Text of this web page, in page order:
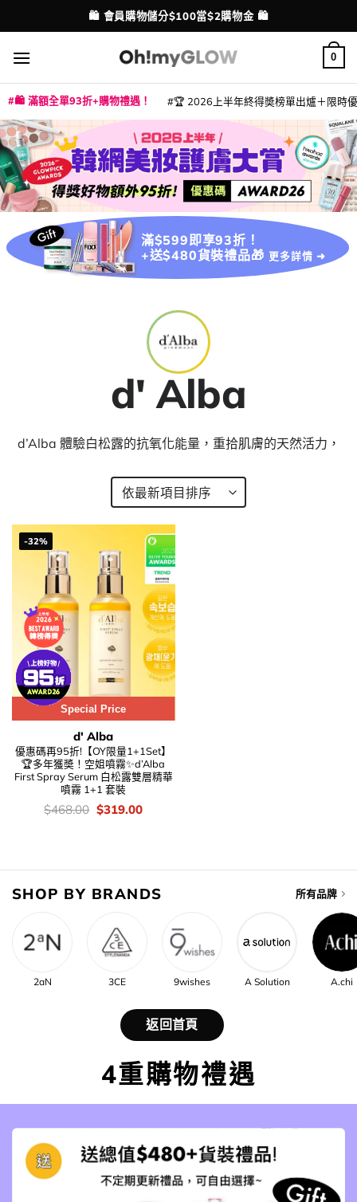
to
content
配送港澳
🛍️ 會員購物儲分$100當$2購物金 🛍️
0
🛍️ 滿額全單93折+購物禮遇！ 🏆 2026上半年終得奬榜單出爐＋限時
滿$599即享93折！
+送$480貨裝禮品🎁 更多詳情 ➜
d' Alba
d’Alba 體驗白松露的抗氧化能量，重拾肌膚的天然活力，
-32%
Special Price
d' Alba
優惠碼再95折!【OY限量1+1Set】
🏆多年獲奬！空姐噴霧✨d’Alba
First Spray Serum 白松露雙層精華
噴霧 1+1 套裝
價
$468.00 Original
$319.00Current
SHOP BY BRANDS 所有品牌
2aN 3CE 9wishes A Solution A.chi
返回首頁
4重購物禮遇